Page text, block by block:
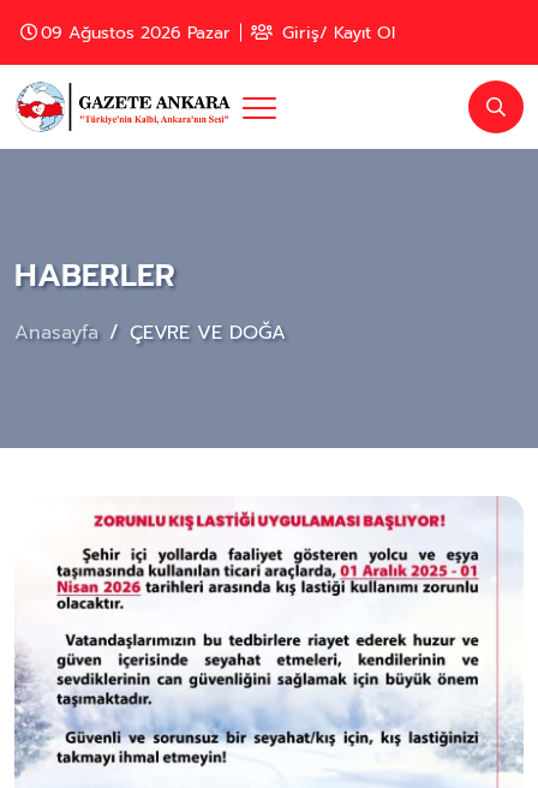
09 Ağustos 2026 Pazar Giriş/ Kayıt Ol
HABERLER
Anasayfa ÇEVRE VE DOĞA